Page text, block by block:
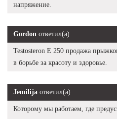
напряжение.
Gordon ответил(а)
Testosteron E 250 продажа
в борьбе за красоту и здоровье.
Jemilija ответил(а)
Которому мы работаем, где